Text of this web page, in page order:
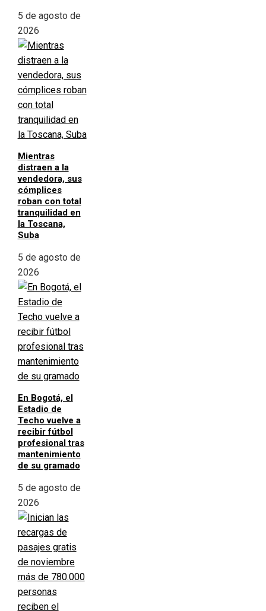
5 de agosto de
2026
Mientras
distraen a la
vendedora, sus
cómplices
roban con total
tranquilidad en
la Toscana,
Suba
5 de agosto de
2026
En Bogotá, el
Estadio de
Techo vuelve a
recibir fútbol
profesional tras
mantenimiento
de su gramado
5 de agosto de
2026